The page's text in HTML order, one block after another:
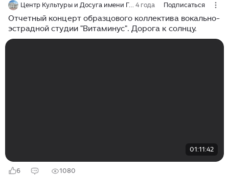
Центр Культуры и Досуга имени Горького, г.Асбест 4 года Подписаться
Отчетный концерт образцового коллектива вокально-
эстрадной студии "Витаминус". Дорога к солнцу.
01:11:42
6 1080